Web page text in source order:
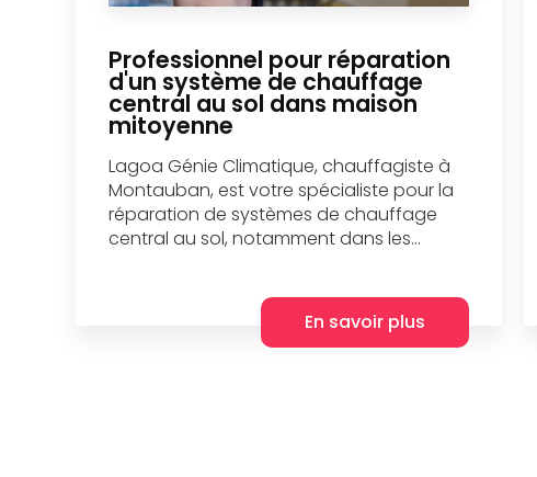
Professionnel pour réparation
d'un système de chauffage
central au sol dans maison
mitoyenne
Lagoa Génie Climatique, chauffagiste à
Montauban, est votre spécialiste pour la
réparation de systèmes de chauffage
central au sol, notamment dans les...
En savoir plus